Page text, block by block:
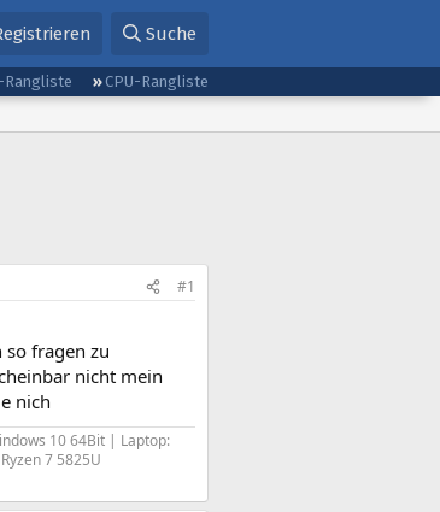
Suche
Rangliste
CPU-Rangliste
#1
fragen zu
nicht mein
nich
10 64Bit | Laptop:
7 5825U